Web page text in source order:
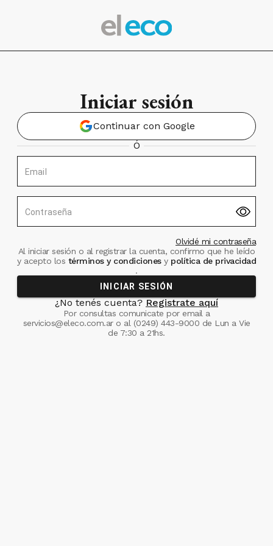
Iniciar sesión
Continuar con Google
Ó
Email
Contraseña
Olvidé mi contraseña
Al iniciar sesión o al registrar la cuenta, confirmo que he leído
y acepto los términos y condiciones ypolítica de privacidad
.
INICIAR SESIÓN
¿No tenés cuenta? Registrate aquí
Por consultas comunicate por email a
servicios@eleco.com.aro al (0249) 443-9000 de Lun a Vie
de 7:30 a 21hs.